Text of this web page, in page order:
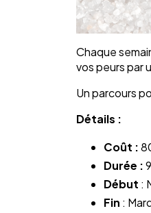
Chaque
vos peurs par
Un parcours
Détails :
Coût :
Durée :
Début :
Fin :